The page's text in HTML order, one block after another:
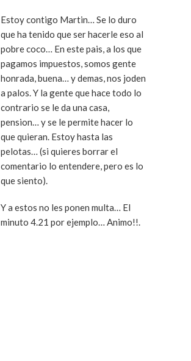
Estoy contigo Martin… Se lo duro
que ha tenido que ser hacerle eso al
pobre coco… En este pais, a los que
pagamos impuestos, somos gente
honrada, buena… y demas, nos joden
a palos. Y la gente que hace todo lo
contrario se le da una casa,
pension… y se le permite hacer lo
que quieran. Estoy hasta las
pelotas… (si quieres borrar el
comentario lo entendere, pero es lo
que siento).
Y a estos no les ponen multa… El
minuto 4.21 por ejemplo… Animo!!.